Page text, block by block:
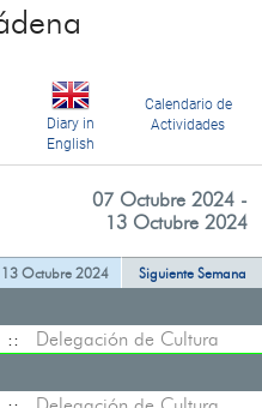
Diary in
English
Calendario de
Actividades
07 Octubre 2024 -
13 Octubre 2024
Octubre 2024 Siguiente Semana
:: Delegación de Cultura